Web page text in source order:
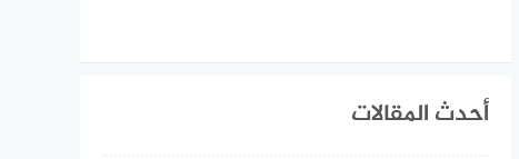
أحدث المقالات